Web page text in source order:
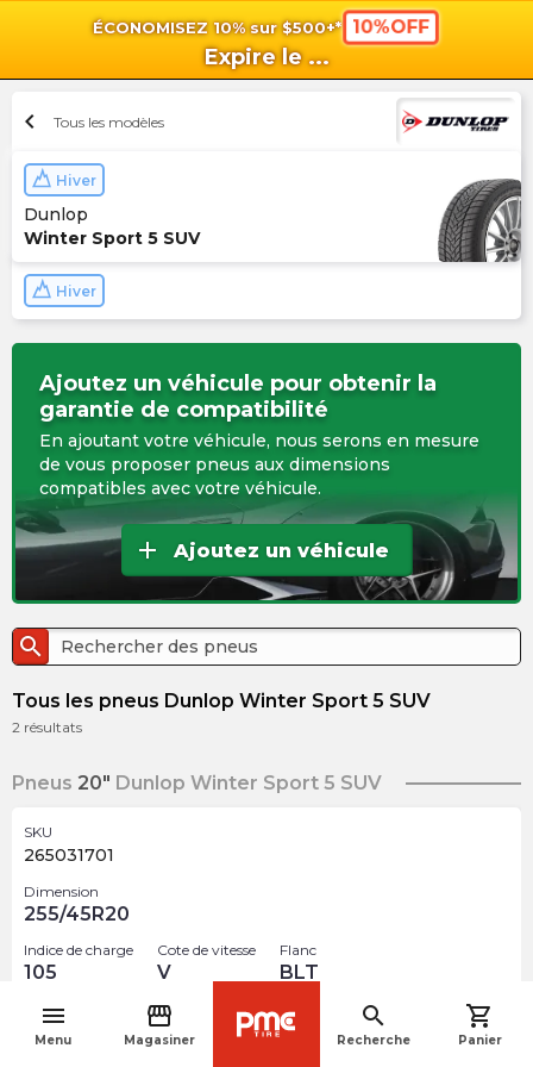
ÉCONOMISEZ 10% sur $500+* 10%OFF
Expire le ...
menu
Menu
storefront
Magasiner
search
Recherche
shopping_cart
Panier
chevron_left Tous les modèles
Hiver
Dunlop
Winter Sport 5 SUV
Hiver
Ajoutez un véhicule pour obtenir la
garantie de compatibilité
En ajoutant votre véhicule, nous serons en mesure
de vous proposer pneus aux dimensions
compatibles avec votre véhicule.
add Ajoutez un véhicule
search
Tous les pneus Dunlop Winter Sport 5 SUV
2 résultats
Pneus 20" Dunlop Winter Sport 5 SUV
SKU
265031701
Dimension
255/45R20
Indice de charge
105
Cote de vitesse
V
Flanc
BLT
490.21
Rupture de stock
arrow_forward
navigate_before